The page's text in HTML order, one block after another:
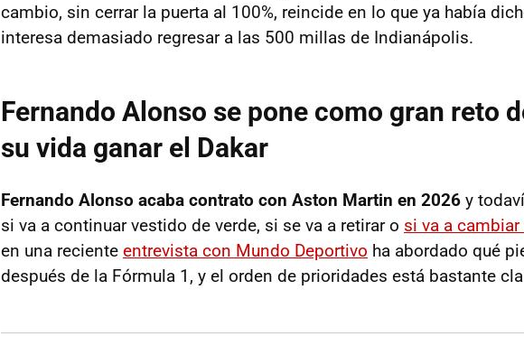
cambio, sin cerrar la puerta al 100%, reincide en lo que ya había
interesa demasiado regresar a las 500 millas de Indianápolis.
Fernando Alonso se pone como gran reto
su vida ganar el Dakar
Fernando Alonso acaba contrato con Aston Martin en 2026 y
si va a continuar vestido de verde, si se va a retirar o si va a
en una reciente entrevista con Mundo Deportivo ha abordado qué
después de la Fórmula 1, y el orden de prioridades está bastante